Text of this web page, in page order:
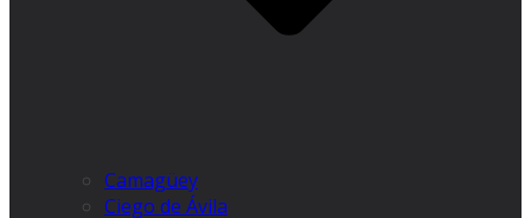
Camagüey
Ciego de Ávila